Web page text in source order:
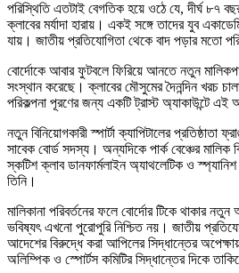
পরিস্থিতি এতটাই বেগতিক হয়ে ওঠে যে, দীর্ঘ ৮৭
ক্লাবের মর্যাদা হারায়। একই সঙ্গে তাদের যুব
যায়। জাতীয় প্রতিযোগিতা থেকে বাদ পড়ার মতো
বোর্দোকে আবার ফুটবলে ফিরিয়ে আনতে নতুন
সংস্থান করেছে। ক্লাবের মৌসুমের দৈনন্দিন খরচ
পরিকল্পনা পূরণের জন্য একটি ট্রাস্ট অ্যাকাউন্টে এই
নতুন বিনিয়োগকারী স্পার্টা ক্যাপিটালের প্রতিষ্ঠাতা
সাবেক বোর্ড সদস্য। অন্যদিকে পার্ক বেঞ্চের মালিক
স্কটিশ ক্লাব ডানফার্মলাইন অ্যাথলেটিক ও
তিনি।
মালিকানা পরিবর্তনের ফলে বোর্দোর টিকে থাকার
ভবিষ্যৎ এখনো পুরোপুরি নিশ্চিত নয়। জাতীয়
আদেশের বিরুদ্ধে করা আপিলের সিদ্ধান্তের
অলিম্পিক ও স্পোর্টস কমিটির সিদ্ধান্তের দিকে